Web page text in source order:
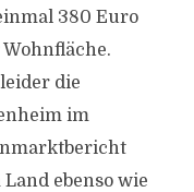
380 Euro
die
im
ebenso wie